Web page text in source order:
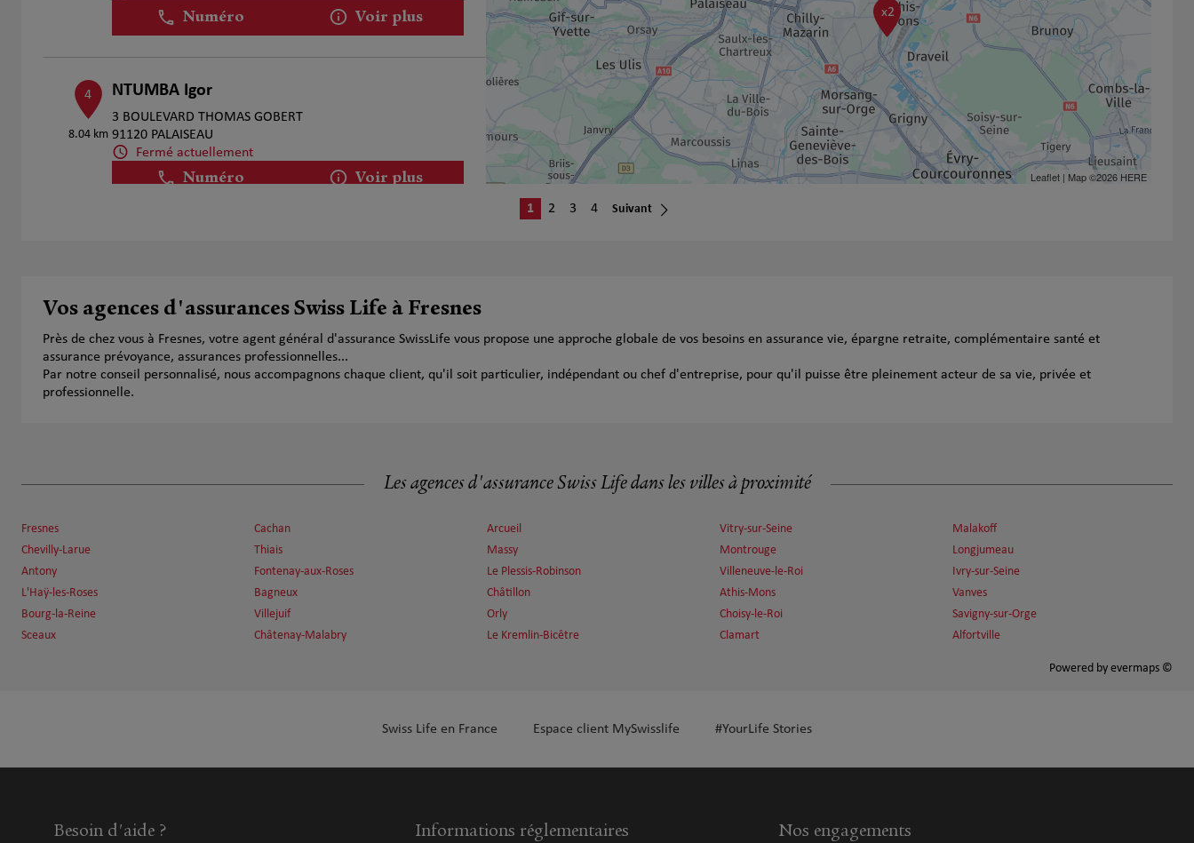
Numéro Voir plus
4
8.04 km
NTUMBA Igor
3 BOULEVARD THOMAS GOBERT
91120 PALAISEAU
Fermé actuellement
Numéro Voir plus
91200 Athis Mons
Fermé actuellement
Numéro Voir plus
8.89 km
Voir plus
x2
Leaflet| Map ©2026 HERE
1 2 3 4 Suivant
Vos agences d'assurances Swiss Life à Fresnes
Près de chez vous à Fresnes, votre agent général d'assurance SwissLife vous propose une approche globale de vos besoins en assurance vie, épargne retraite, complémentaire santé et
assurance prévoyance, assurances professionnelles...
Par notre conseil personnalisé, nous accompagnons chaque client, qu'il soit particulier, indépendant ou chef d'entreprise, pour qu'il puisse être pleinement acteur de sa vie, privée et
professionnelle.
Les agences d'assurance Swiss Life dans les villes à proximité
Fresnes
Chevilly-Larue
Antony
L'Haÿ-les-Roses
Bourg-la-Reine
Sceaux
Cachan
Thiais
Fontenay-aux-Roses
Bagneux
Villejuif
Châtenay-Malabry
Arcueil
Massy
Le Plessis-Robinson
Châtillon
Orly
Le Kremlin-Bicêtre
Vitry-sur-Seine
Montrouge
Villeneuve-le-Roi
Athis-Mons
Choisy-le-Roi
Clamart
Malakoff
Longjumeau
Ivry-sur-Seine
Vanves
Savigny-sur-Orge
Alfortville
Powered by evermaps ©
Swiss Life en France Espace client MySwisslife #YourLife Stories
Besoin d'aide ? Informations réglementaires Nos engagements